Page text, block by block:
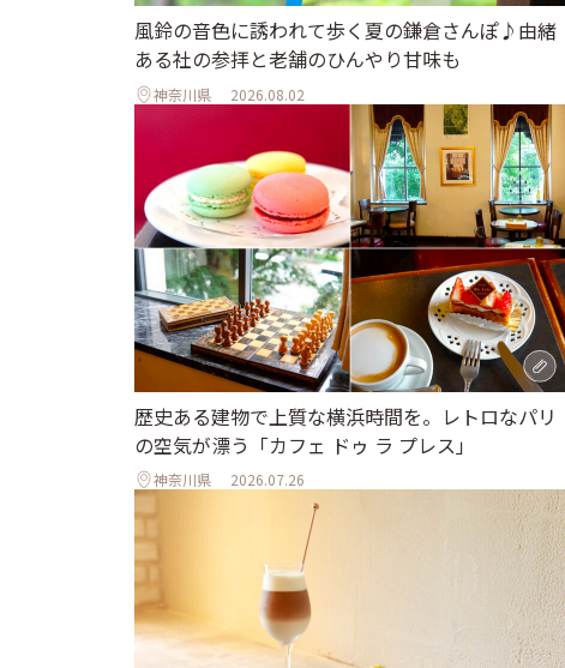
風鈴の音色に誘われて歩く夏の鎌倉さんぽ♪由緒
ある社の参拝と老舗のひんやり甘味も
神奈川県 2026.08.02
歴史ある建物で上質な横浜時間を。レトロなパリ
の空気が漂う「カフェ ドゥ ラ プレス」
神奈川県 2026.07.26